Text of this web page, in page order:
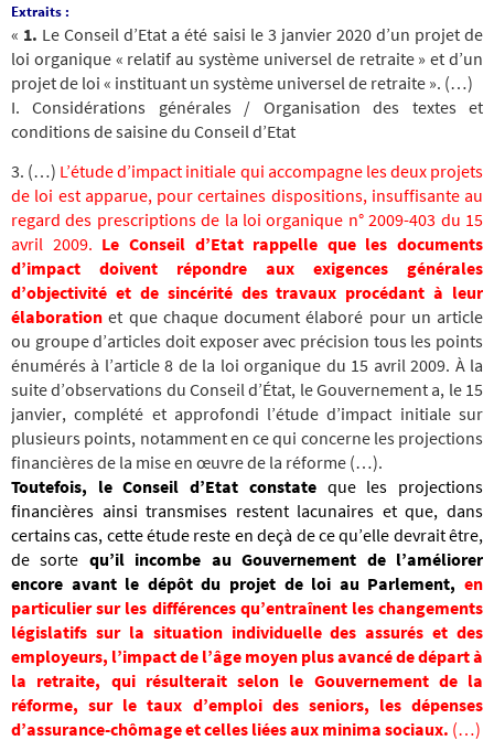
Extraits :
« 1. Le Conseil d’Etat a été saisi le 3 janvier 2020 d’un projet de
loi organique « relatif au système universel de retraite » et d’un
projet de loi « instituant un système universel de retraite ». (…)
I. Considérations générales / Organisation des textes et
conditions de saisine du Conseil d’Etat
3. (…) L’étude d’impact initiale qui accompagne les deux projets
de loi est apparue, pour certaines dispositions, insuffisante au
regard des prescriptions de la loi organique n° 2009-403 du 15
avril 2009. Le Conseil d’Etat rappelle que les documents
d’impact doivent répondre aux exigences générales
d’objectivité et de sincérité des travaux procédant à leur
élaboration et que chaque document élaboré pour un article
ou groupe d’articles doit exposer avec précision tous les points
énumérés à l’article 8 de la loi organique du 15 avril 2009. À la
suite d’observations du Conseil d’État, le Gouvernement a, le 15
janvier, complété et approfondi l’étude d’impact initiale sur
plusieurs points, notamment en ce qui concerne les projections
financières de la mise en œuvre de la réforme (…).
Toutefois, le Conseil d’Etat constateque les projections
financières ainsi transmises restent lacunaires et que, dans
certains cas, cette étude reste en deçà de ce qu’elle devrait être,
de sorte qu’il incombe au Gouvernement de l’améliorer
encore avant le dépôt du projet de loi au Parlement, en
particulier sur les différences qu’entraînent les changements
législatifs sur la situation individuelle des assurés et des
employeurs, l’impact de l’âge moyen plus avancé de départ à
la retraite, qui résulterait selon le Gouvernement de la
réforme, sur le taux d’emploi des seniors, les dépenses
d’assurance-chômage et celles liées aux minima sociaux. (…)